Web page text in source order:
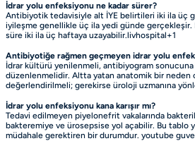
İdrar yolu enfeksiyonu ne kadar sürer?
Antibiyotik tedavisiyle alt İYE belirtileri iki ila üç
iyileşme genellikle üç ila yedi günde gerçekleşir.
süre iki ila üç haftaya uzayabilir.livhospital+1
Antibiyotiğe rağmen geçmeyen idrar yolu
İdrar kültürü yenilenmeli, antibiyogram
düzenlenmelidir. Altta yatan anatomik bir neden
değerlendirilmeli; gerekirse üroloji uzmanına
İdrar yolu enfeksiyonu kana karışır mı?
Tedavi edilmeyen piyelonefrit vakalarında
bakteremiye ve ürosepsise yol açabilir. Bu tablo
müdahale gerektiren bir durumdur. youtube